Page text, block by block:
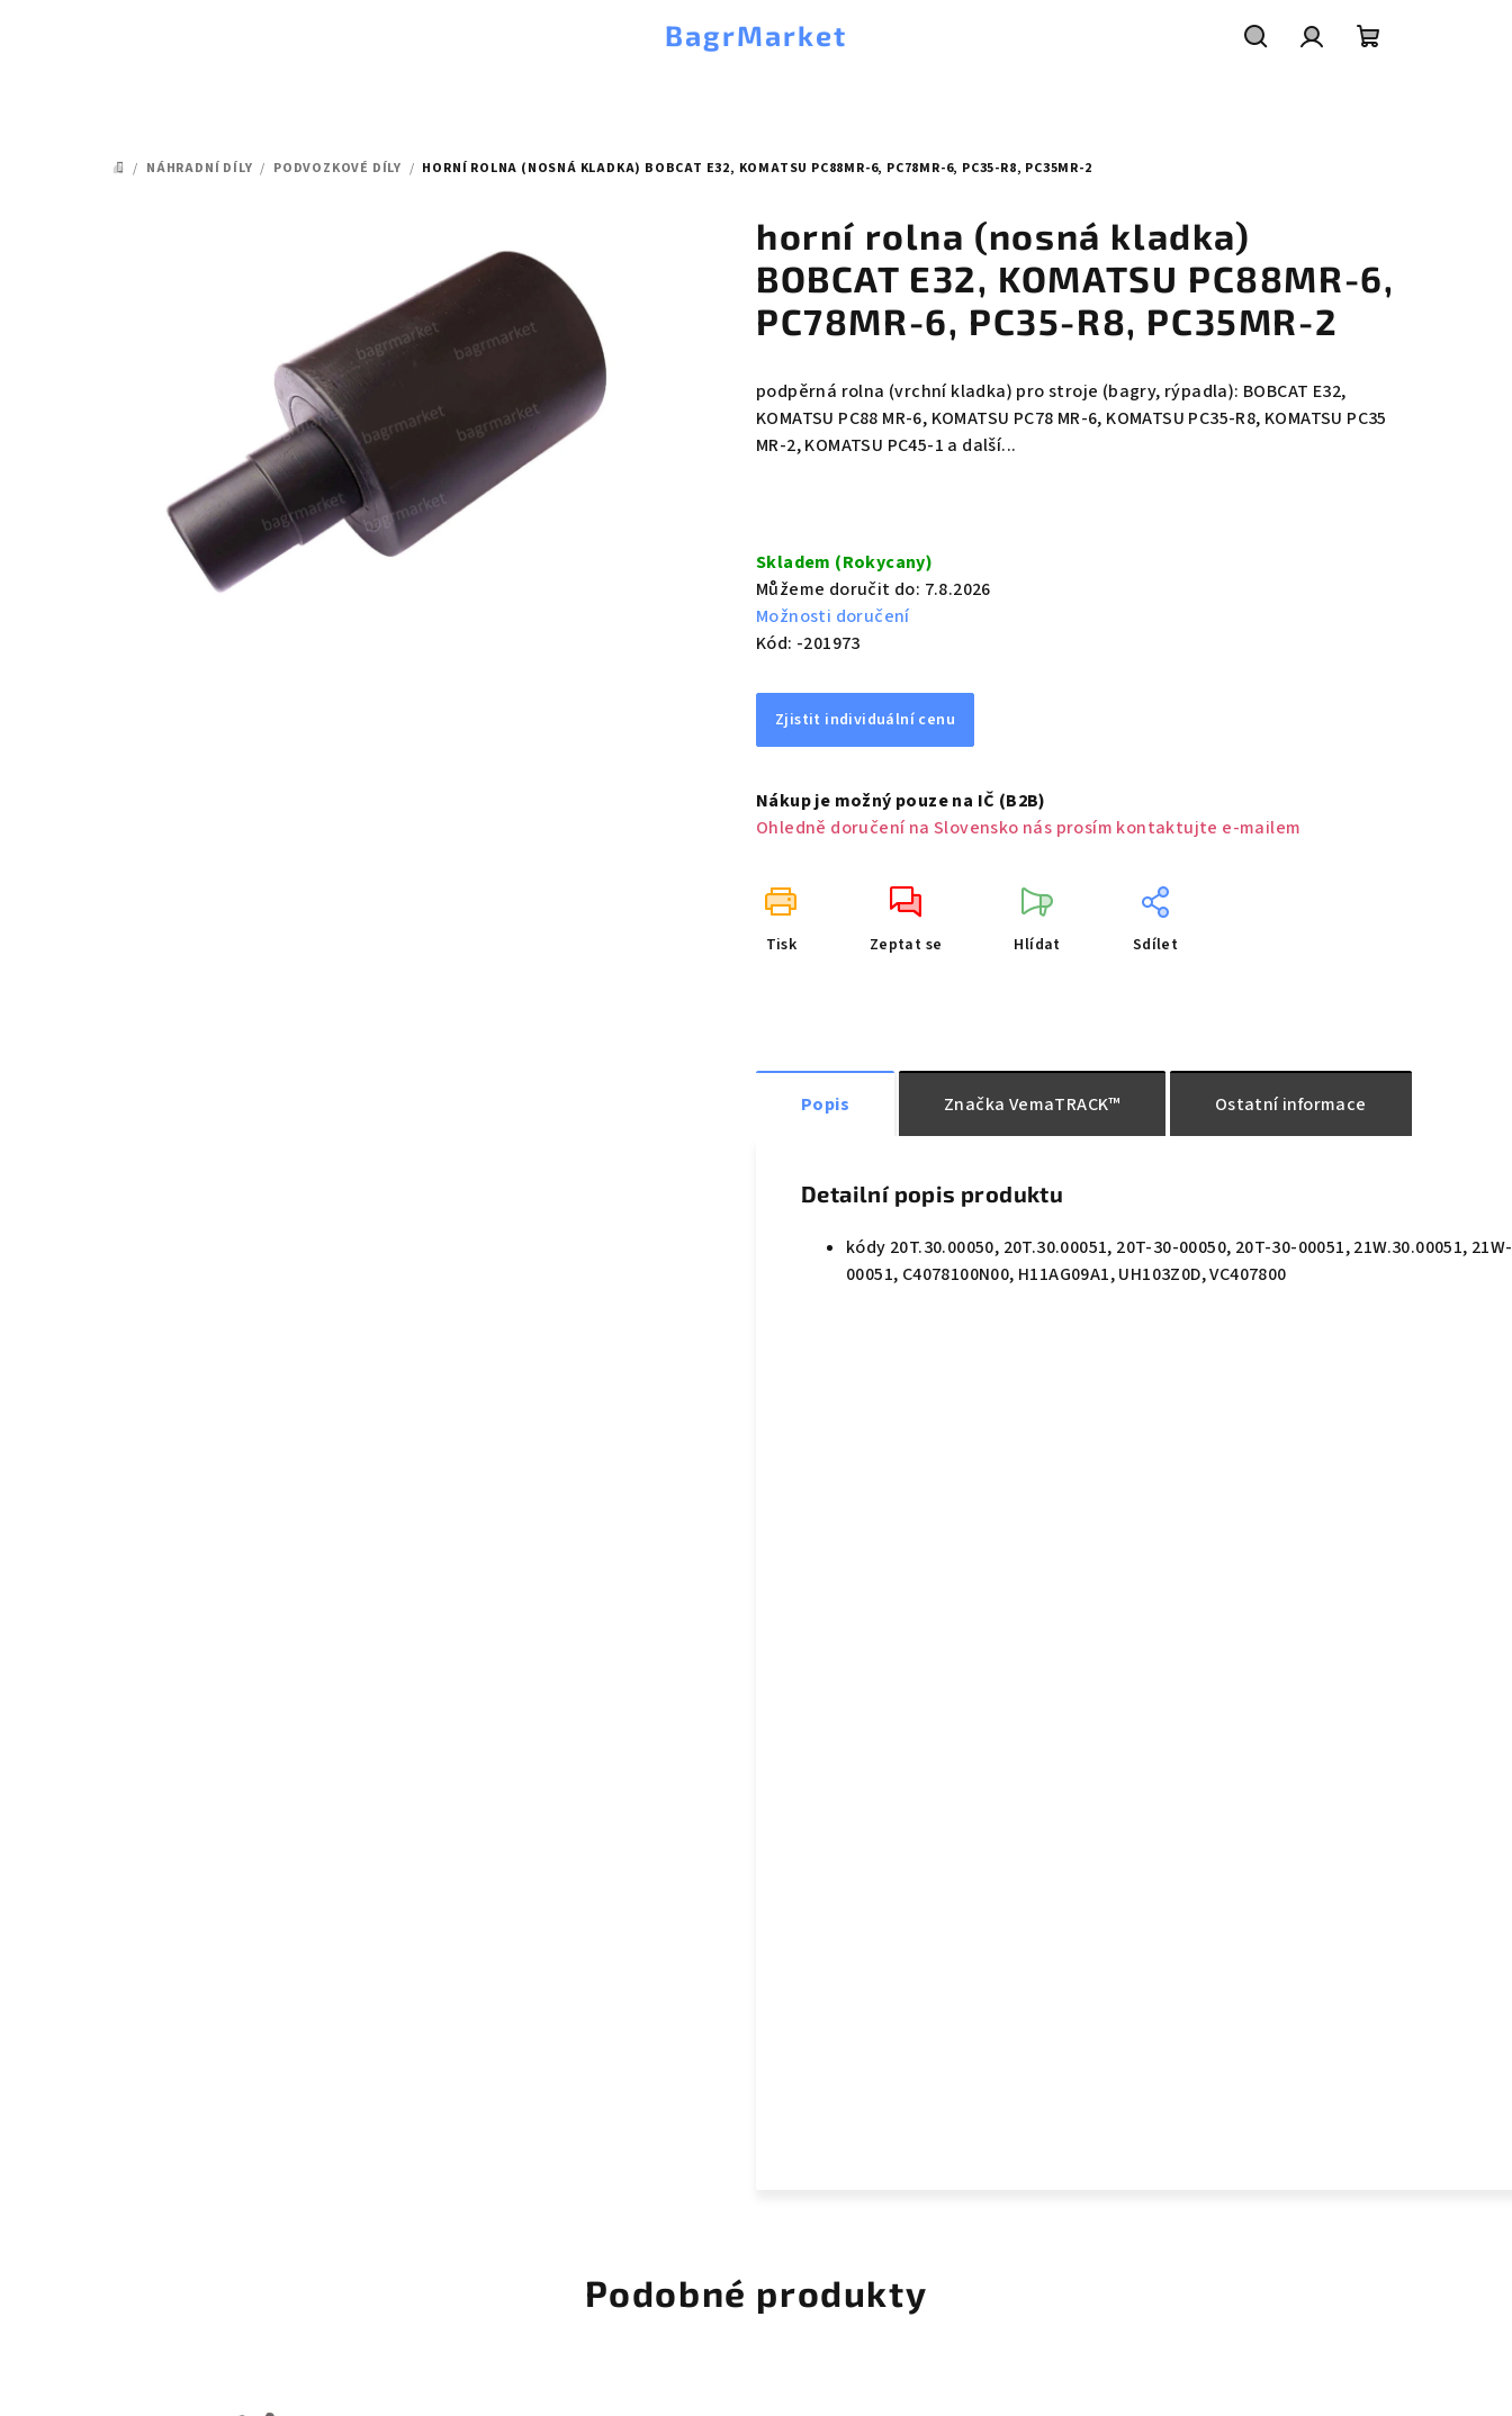
BagrMarket
DOMŮ
/ NÁHRADNÍ DÍLY / PODVOZKOVÉ DÍLY / HORNÍ ROLNA (NOSNÁ KLADKA) BOBCAT E32, KOMATSU PC88MR-6, PC78MR-6, PC35-R8, PC35MR-2
horní rolna (nosná kladka)
BOBCAT E32, KOMATSU PC88MR-6,
PC78MR-6, PC35-R8, PC35MR-2
podpěrná rolna (vrchní kladka) pro stroje (bagry, rýpadla): BOBCAT E32,
KOMATSU PC88 MR-6, KOMATSU PC78 MR-6, KOMATSU PC35-R8, KOMATSU PC35
MR-2, KOMATSU PC45-1 a další...
cena:
Skladem (Rokycany)
Můžeme doručit do: 7.8.2026
Možnosti doručení
Kód: -201973
Zjistit individuální cenu
Nákup je možný pouze na IČ (B2B)
Ohledně doručení na Slovensko nás prosím kontaktujte e-mailem
Tisk Zeptat se Hlídat Sdílet
Popis Značka VemaTRACK™ Ostatní informace
Detailní popis produktu
kódy 20T.30.00050, 20T.30.00051, 20T-30-00050, 20T-30-00051, 21W.30.00051,
00051, C4078100N00, H11AG09A1, UH103Z0D, VC407800
Podobné produkty